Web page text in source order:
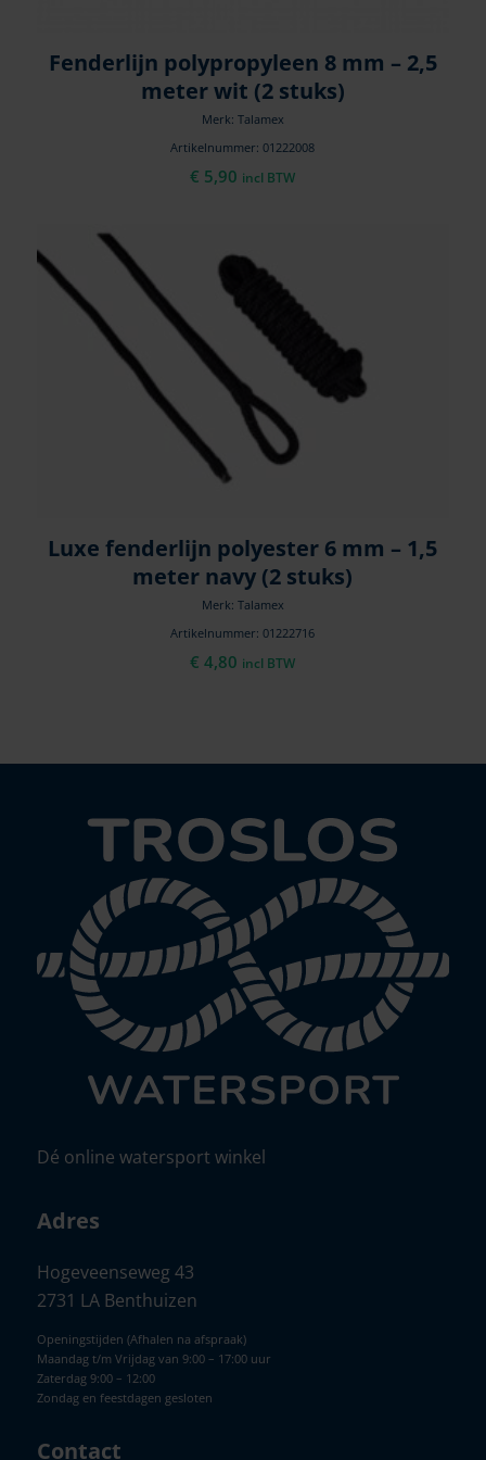
Fenderlijn polypropyleen 8 mm – 2,5
meter wit (2 stuks)
Merk: Talamex
Artikelnummer: 01222008
€ 5,90 incl BTW
Luxe fenderlijn polyester 6 mm – 1,5
meter navy (2 stuks)
Merk: Talamex
Artikelnummer: 01222716
€ 4,80 incl BTW
Dé online watersport winkel
Adres
Hogeveenseweg 43
2731 LA Benthuizen
Openingstijden (Afhalen na afspraak)
Maandag t/m Vrijdag van 9:00 – 17:00 uur
Zaterdag 9:00 – 12:00
Zondag en feestdagen gesloten
Contact